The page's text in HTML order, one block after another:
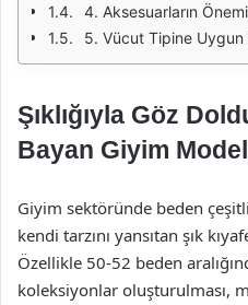
4. Aksesuarların Önemi
5. Vücut Tipine Uygun
Şıklığıyla Göz
Bayan Giyim
Giyim sektöründe beden
kendi tarzını yansıtan şık
Özellikle 50-52 beden
koleksiyonlar oluşturulması,